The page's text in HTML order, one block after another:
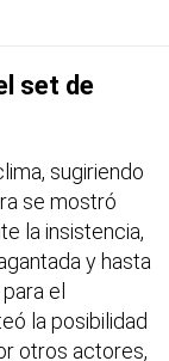
set de
sugiriendo
se mostró
la insistencia,
y hasta
el
la posibilidad
otros actores,